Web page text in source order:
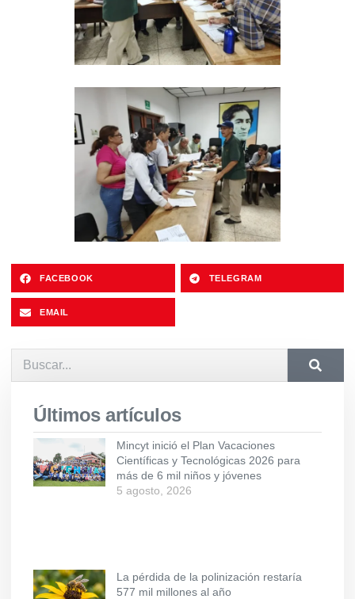
FACEBOOK TELEGRAM
EMAIL
Últimos artículos
Mincyt inició el Plan Vacaciones
Científicas y Tecnológicas 2026 para
más de 6 mil niños y jóvenes
5 agosto, 2026
La pérdida de la polinización restaría
577 mil millones al año